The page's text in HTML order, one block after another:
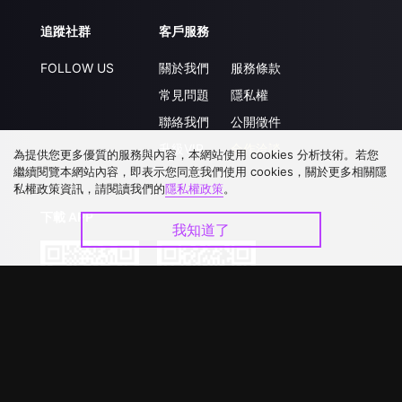
追蹤社群
FOLLOW US
客戶服務
關於我們
常見問題
聯絡我們
升級VIP
服務條款
隱私權
公開徵件
合作洽談
下載 APP
為提供您更多優質的服務與內容，本網站使用 cookies 分析技術。若您
繼續閱覽本網站內容，即表示您同意我們使用 cookies，關於更多相關隱
私權政策資訊，請閱讀我們的隱私權政策。
我知道了